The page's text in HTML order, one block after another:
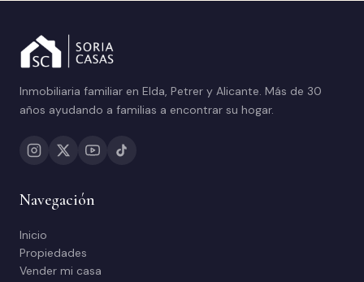
Inmobiliaria familiar en Elda, Petrer y Alicante. Más de 30
años ayudando a familias a encontrar su hogar.
Navegación
Inicio
Propiedades
Vender mi casa